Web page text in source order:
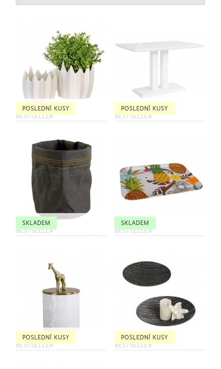
POSLEDNÍ KUSY
BESTSELLER
POSLEDNÍ KUSY
BESTSELLER
SKLADEM
BESTSELLER
SKLADEM
BESTSELLER
POSLEDNÍ KUSY
BESTSELLER
POSLEDNÍ KUSY
BESTSELLER